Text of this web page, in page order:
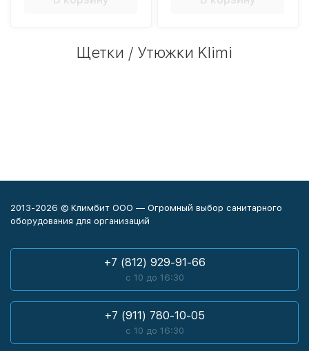
Щетки / Утюжки Klimi
2013-2026 © Климбит ООО — Огромный выбор санитарного
оборудования для организаций
+7 (812) 929-91-66
с 10 до 16:30
+7 (911) 780-10-05
с 10 до 16:30